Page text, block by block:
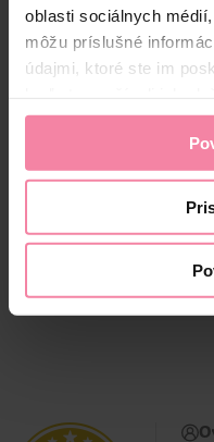
oblasti sociálnych
môžu príslušné
údajmi, ktoré ste im
Tip Line kozmetické
1,59
Jedn. cena 0,01 / KS